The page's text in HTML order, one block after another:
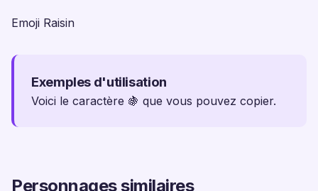
Emoji Raisin
Exemples d'utilisation
Voici le caractère 🍇 que vous pouvez copier.
Personnages similaires